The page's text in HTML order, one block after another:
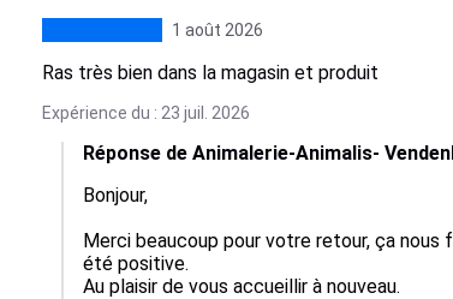
1 août 2026
Ras très bien dans la magasin et produit
Expérience du : 23 juil. 2026
Réponse de Animalerie-Animalis-
Bonjour,
Merci beaucoup pour votre retour, ça
été positive.
Au plaisir de vous accueillir à nouveau.